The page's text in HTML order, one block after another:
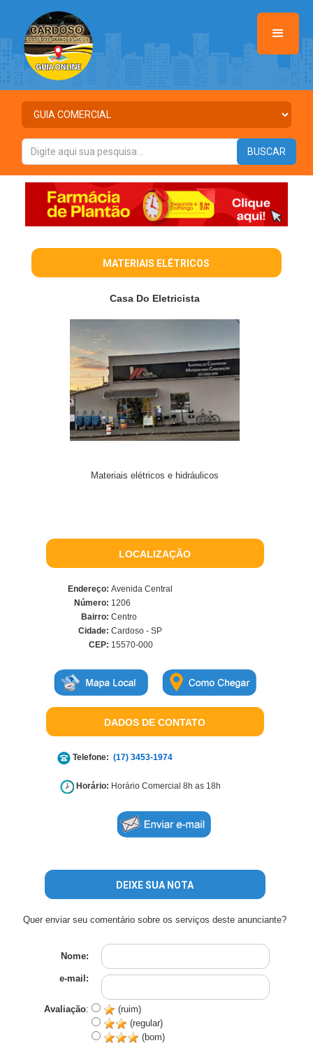
MATERIAIS ELÉTRICOS
Casa Do Eletricista
Materiais elétricos e hidráulicos
LOCALIZAÇÃO
Endereço: Avenida Central
Número: 1206
Bairro: Centro
Cidade: Cardoso - SP
CEP: 15570-000
DADOS DE CONTATO
Telefone: (17) 3453-1974
Horário: Horário Comercial 8h as 18h
DEIXE SUA NOTA
Quer enviar seu comentário sobre os serviços deste anunciante?
Nome:
e-mail:
Avaliação:
(ruim)
(regular)
(bom)